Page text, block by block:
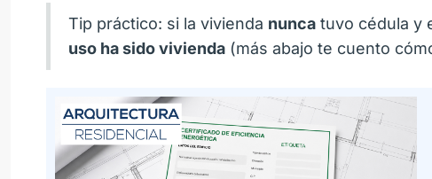
Tip práctico: si la vivienda nunca tuvo cédula y
uso ha sido vivienda (más abajo te cuento